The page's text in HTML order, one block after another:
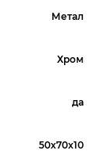
Метал
Хром
да
50х70х10